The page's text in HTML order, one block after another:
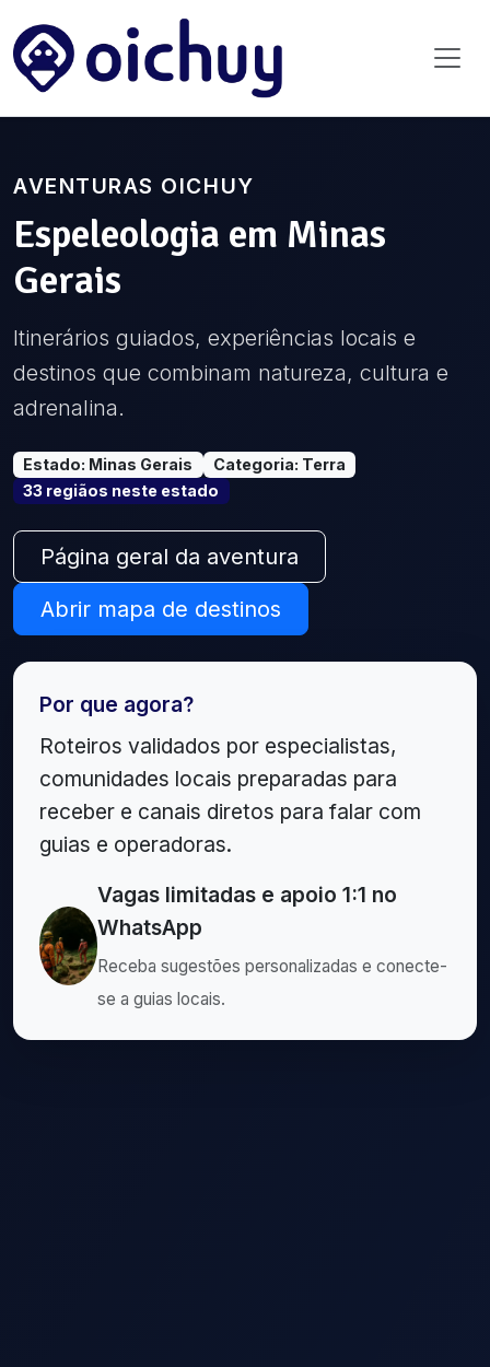
AVENTURAS OICHUY
Espeleologia em Minas
Gerais
Itinerários guiados, experiências locais e
destinos que combinam natureza, cultura e
adrenalina.
Estado: Minas Gerais Categoria: Terra
33 regiãos neste estado
Página geral da aventura
Abrir mapa de destinos
Por que agora?
Roteiros validados por especialistas,
comunidades locais preparadas para
receber e canais diretos para falar com
guias e operadoras.
Vagas limitadas e apoio 1:1 no
WhatsApp
Receba sugestões personalizadas e conecte-
se a guias locais.